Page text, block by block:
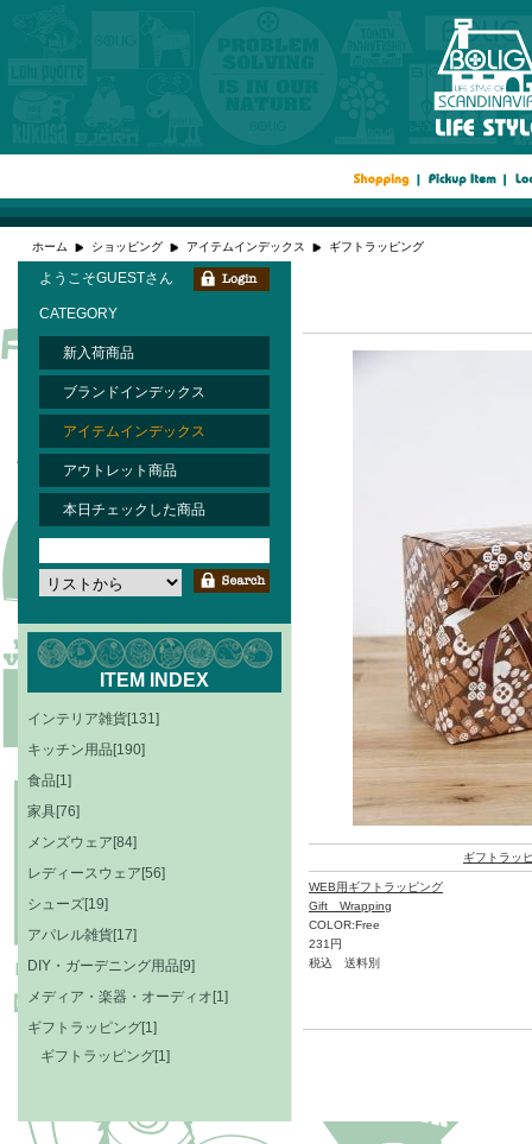
ホーム ショッピング アイテムインデックス ギフトラッピング
ギフトラッ
WEB用ギフトラッピング
Gift Wrapping
COLOR:Free
231円
税込 送料別
ようこそGUESTさん
CATEGORY
新入荷商品
ブランドインデックス
アイテムインデックス
アウトレット商品
本日チェックした商品
ITEM INDEX
インテリア雑貨[131]
キッチン用品[190]
食品[1]
家具[76]
メンズウェア[84]
レディースウェア[56]
シューズ[19]
アパレル雑貨[17]
DIY・ガーデニング用品[9]
メディア・楽器・オーディオ[1]
ギフトラッピング[1]
ギフトラッピング[1]